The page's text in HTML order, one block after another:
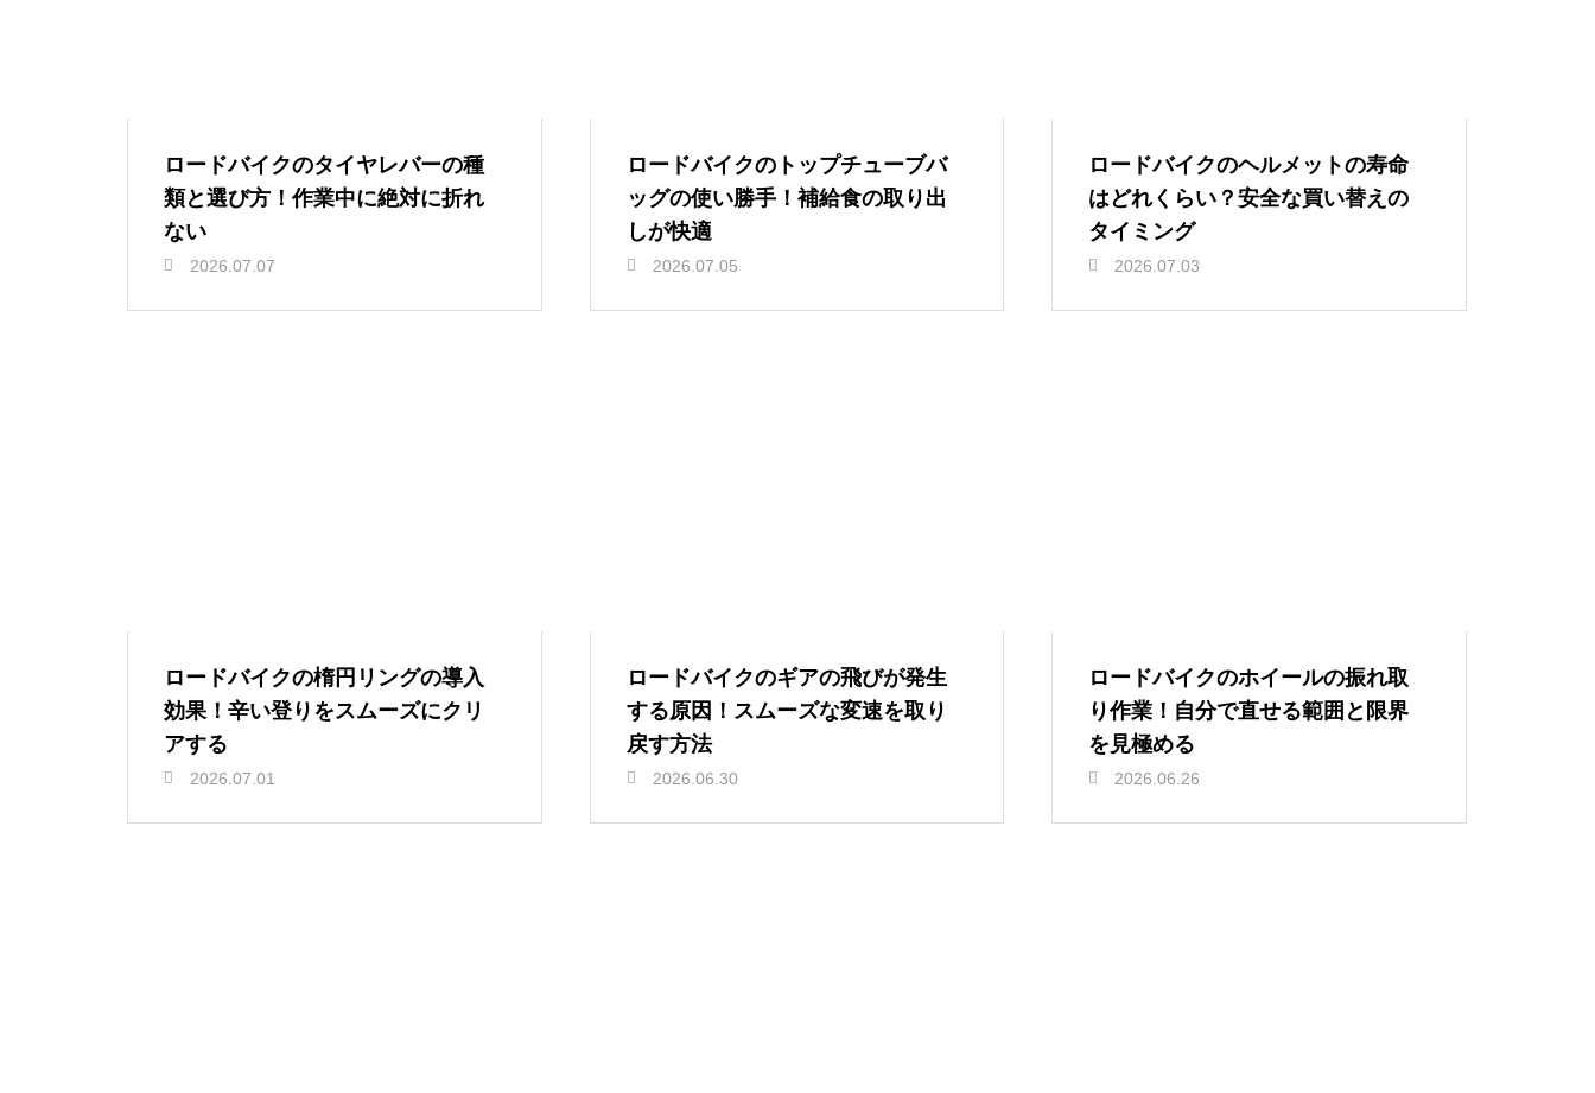
ロードバイクのタイヤレバーの種
類と選び方！作業中に絶対に折れ
ない
2026.07.07
ロードバイクのトップチューブバ
ッグの使い勝手！補給食の取り出
しが快適
2026.07.05
ロードバイクのヘルメットの寿命
はどれくらい？安全な買い替えの
タイミング
2026.07.03
ロードバイクの楕円リングの導入
効果！辛い登りをスムーズにクリ
アする
2026.07.01
ロードバイクのギアの飛びが発生
する原因！スムーズな変速を取り
戻す方法
2026.06.30
ロードバイクのホイールの振れ取
り作業！自分で直せる範囲と限界
を見極める
2026.06.26